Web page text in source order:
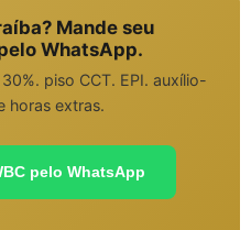
Mande seu
WhatsApp.
piso CCT. EPI. auxílio-
horas extras.
pelo WhatsApp